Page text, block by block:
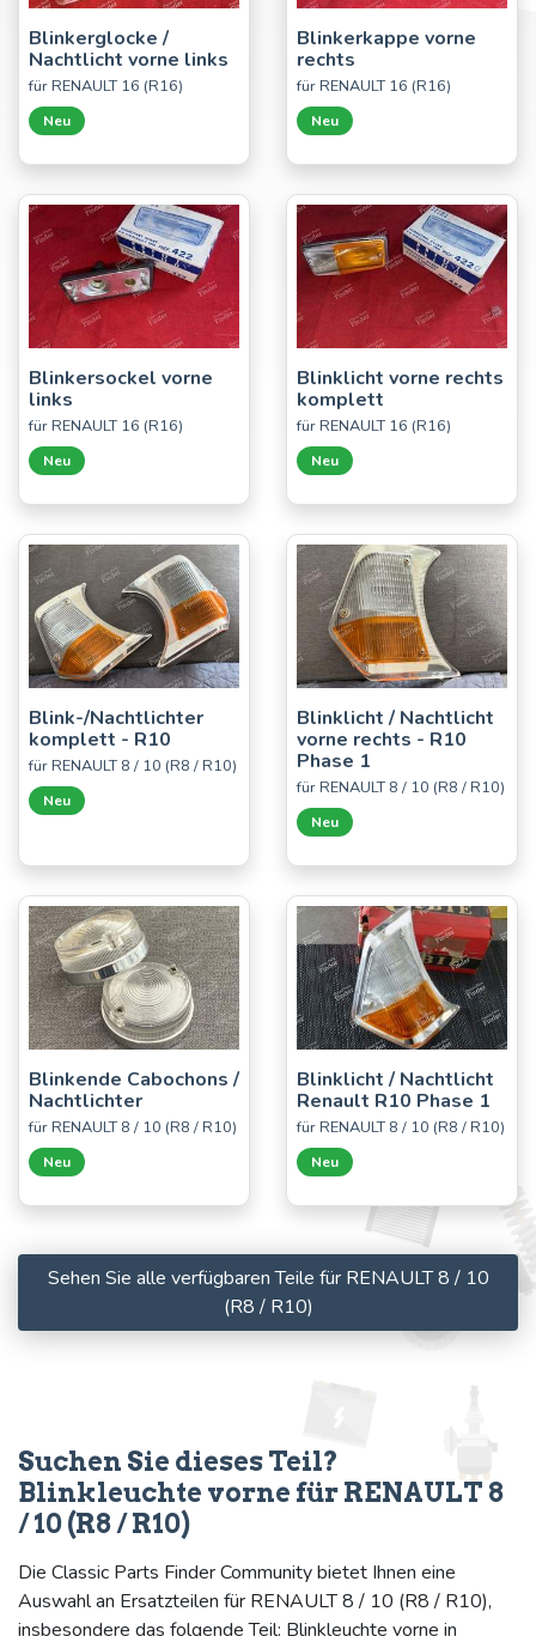
Blinkerglocke /
Nachtlicht vorne links
für RENAULT 16 (R16)
Neu
Blinkerkappe vorne
rechts
für RENAULT 16 (R16)
Neu
Blinkersockel vorne
links
für RENAULT 16 (R16)
Neu
Blinklicht vorne rechts
komplett
für RENAULT 16 (R16)
Neu
Blink-/Nachtlichter
komplett - R10
für RENAULT 8 / 10 (R8 / R10)
Neu
Blinklicht / Nachtlicht
vorne rechts - R10
Phase 1
für RENAULT 8 / 10 (R8 / R10)
Neu
Blinkende Cabochons /
Nachtlichter
für RENAULT 8 / 10 (R8 / R10)
Neu
Blinklicht / Nachtlicht
Renault R10 Phase 1
für RENAULT 8 / 10 (R8 / R10)
Neu
Sehen Sie alle verfügbaren Teile für RENAULT 8 / 10
(R8 / R10)
Suchen Sie dieses Teil?
Blinkleuchte vorne für RENAULT 8
/ 10 (R8 / R10)
Die Classic Parts Finder Community bietet Ihnen eine
Auswahl an Ersatzteilen für RENAULT 8 / 10 (R8 / R10),
insbesondere das folgende Teil: Blinkleuchte vorne in